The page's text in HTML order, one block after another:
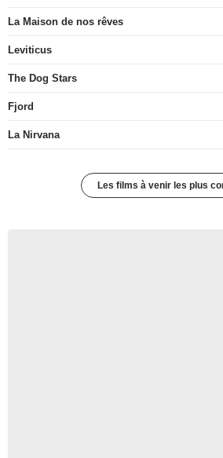
La Maison de nos rêves
Leviticus
The Dog Stars
Fjord
La Nirvana
Les films à venir les plus